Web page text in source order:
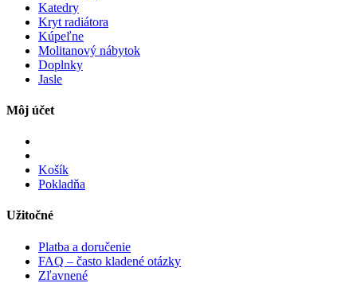
Katedry
Kryt radiátora
Kúpeľne
Molitanový nábytok
Doplnky
Jasle
Môj účet
Košík
Pokladňa
Užitočné
Platba a doručenie
FAQ – často kladené otázky
Zľavnené